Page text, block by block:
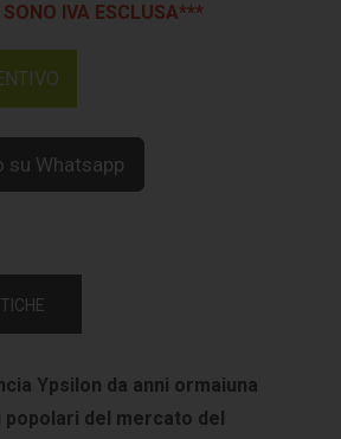
IVA ESCLUSA***
su Whatsapp
Ypsilon da anni ormaiuna
del mercato del